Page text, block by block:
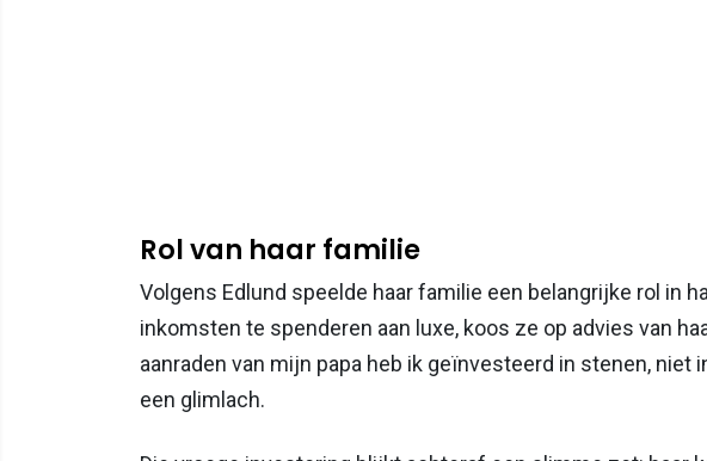
Rol van haar familie
Volgens Edlund speelde haar familie een belangrijke rol in
inkomsten te spenderen aan luxe, koos ze op advies van
aanraden van mijn papa heb ik geïnvesteerd in stenen, niet
een glimlach.